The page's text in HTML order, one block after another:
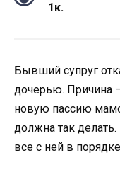
1к.
Бывший супруг
дочерью. Причина
новую пассию
должна так
все с ней в